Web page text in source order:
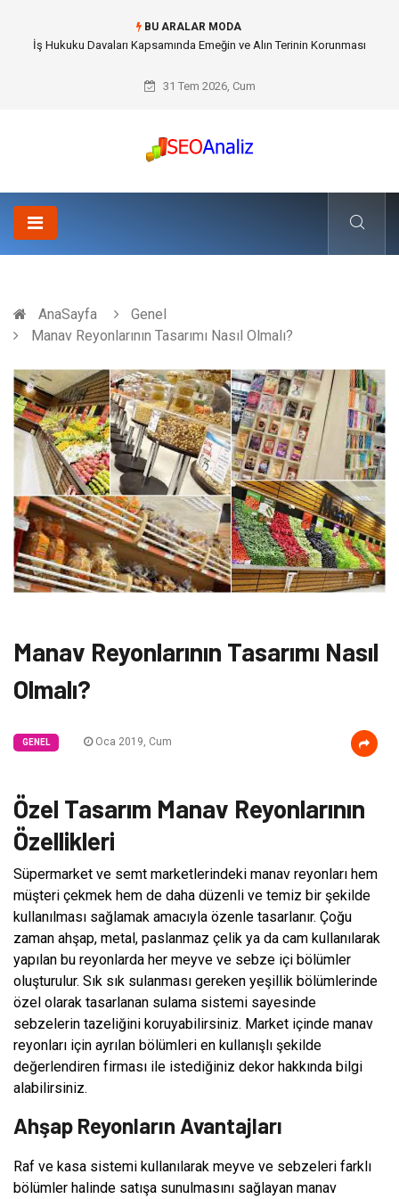
BU ARALAR MODA
Best Security Software (En İyi Güvenlik Yazılımı) ile Uzaktan Çalışmada
31 Tem 2026, Cum
AnaSayfa
Genel
Manav Reyonlarının Tasarımı Nasıl Olmalı?
Manav Reyonlarının Tasarımı Nasıl
Olmalı?
GENEL Oca 2019, Cum
Özel Tasarım Manav Reyonlarının
Özellikleri
Süpermarket ve semt marketlerindeki manav reyonları hem
müşteri çekmek hem de daha düzenli ve temiz bir şekilde
kullanılması sağlamak amacıyla özenle tasarlanır. Çoğu
zaman ahşap, metal, paslanmaz çelik ya da cam kullanılarak
yapılan bu reyonlarda her meyve ve sebze içi bölümler
oluşturulur. Sık sık sulanması gereken yeşillik bölümlerinde
özel olarak tasarlanan sulama sistemi sayesinde
sebzelerin tazeliğini koruyabilirsiniz. Market içinde manav
reyonları için ayrılan bölümleri en kullanışlı şekilde
değerlendiren firması ile istediğiniz dekor hakkında bilgi
alabilirsiniz.
Ahşap Reyonların Avantajları
Raf ve kasa sistemi kullanılarak meyve ve sebzeleri farklı
bölümler halinde satışa sunulmasını sağlayan manav